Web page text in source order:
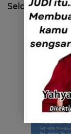
Selamat Hari